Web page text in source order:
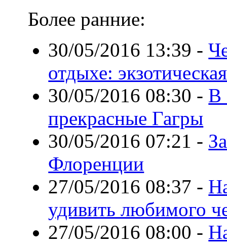
Более ранние:
30/05/2016 13:39 -
отдыхе:
30/05/2016 08:30 - В
прекрасные Гагры
30/05/2016 07:21 -
Флоренции
27/05/2016 08:37 -
удивить любимого
27/05/2016 08:00 -